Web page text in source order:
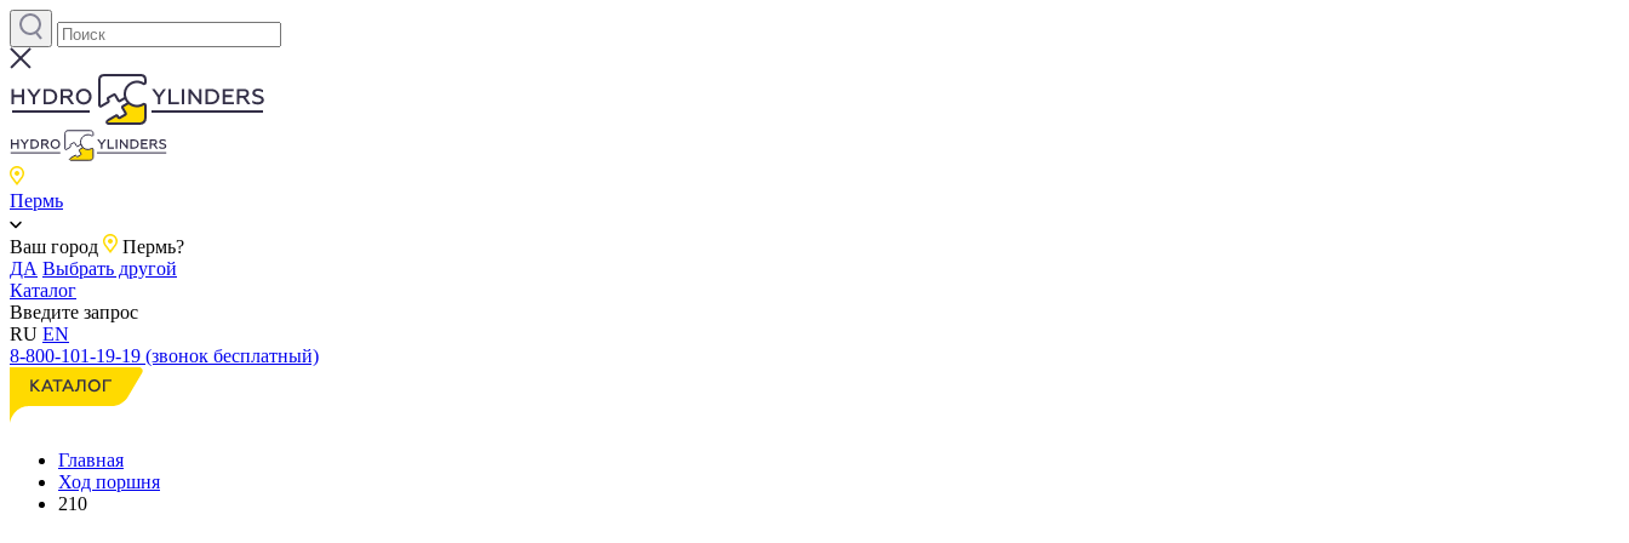
Пермь
Ваш город
Пермь?
ДА Выбрать другой
Каталог
Введите запрос
RU EN
8-800-101-19-19 (звонок бесплатный)
Главная
Ход поршня
210